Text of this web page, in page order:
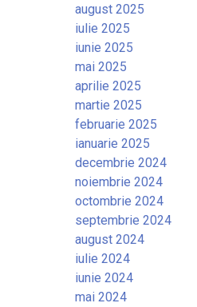
august 2025
iulie 2025
iunie 2025
mai 2025
aprilie 2025
martie 2025
februarie 2025
ianuarie 2025
decembrie 2024
noiembrie 2024
octombrie 2024
septembrie 2024
august 2024
iulie 2024
iunie 2024
mai 2024